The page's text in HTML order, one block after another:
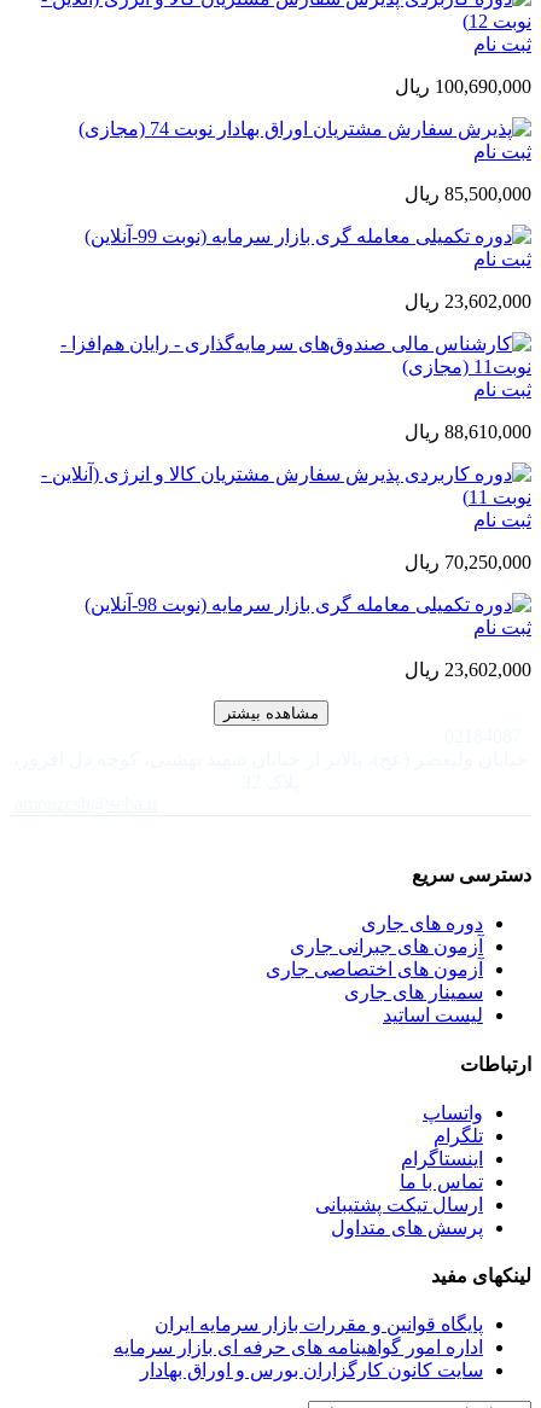
ثبت نام
100,690,000 ريال
ثبت نام
85,500,000 ريال
ثبت نام
23,602,000 ريال
ثبت نام
88,610,000 ريال
ثبت نام
70,250,000 ريال
ثبت نام
23,602,000 ريال
مشاهده بیشتر
دسترسی سریع
دوره های جاری
آزمون های جبرانی جاری
آزمون های اختصاصی جاری
سمینار های جاری
لیست اساتید
ارتباطات
واتساپ
تلگرام
اینستاگرام
تماس با ما
ارسال تیکت پشتیبانی
پرسش های متداول
لینکهای مفید
پایگاه قوانین و مقررات بازار سرمایه ایران
اداره امور گواهینامه های حرفه ای بازار سرمایه
سایت کانون کارگزاران بورس و اوراق بهادار